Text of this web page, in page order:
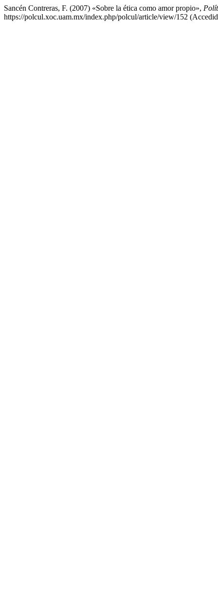
Sancén Contreras, F. (2007) «Sobre la ética como amor propio»,
https://polcul.xoc.uam.mx/index.php/polcul/article/view/152